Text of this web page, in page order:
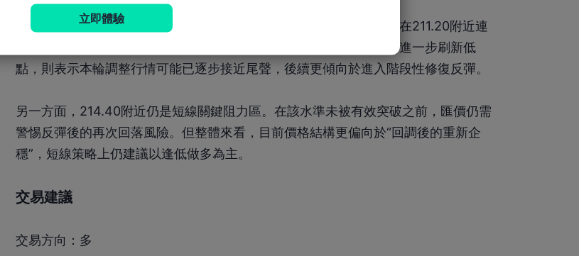
不過，從短週期走勢來看，匯價近期的下行動能已明顯減弱。尤其是在211.20附近連
續出現承接買盤之後，市場空頭情緒已有所降溫。目前只要價格不再進一步刷新低
點，則表示本輪調整行情可能已逐步接近尾聲，後續更傾向於進入階段性修復反彈。
另一方面，214.40附近仍是短線關鍵阻力區。在該水準未被有效突破之前，匯價仍需
警惕反彈後的再次回落風險。但整體來看，目前價格結構更偏向於“回調後的重新企
穩”，短線策略上仍建議以逢低做多為主。
交易建議
交易方向：多
立即體驗